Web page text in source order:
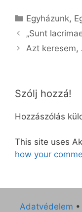
Kategória
Egyházunk,
„Sunt
Azt keresem,
Szólj hozzá!
Hozzászólás
This site uses
how your
Adatvédelem •